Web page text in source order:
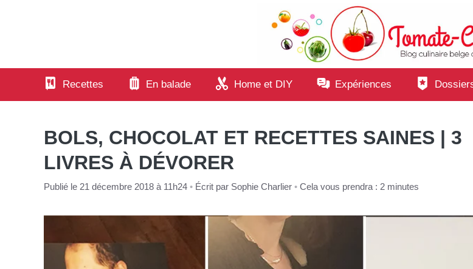
Recettes En balade Home et DIY Expériences
BOLS, CHOCOLAT ET RECETTES SAINES | 3
LIVRES À DÉVORER
Publié le 21 décembre 2018 à 11h24 • Écrit par Sophie Charlier • Cela vous prendra : 2 minutes